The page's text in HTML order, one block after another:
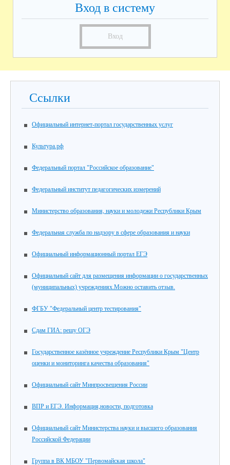
Вход в систему
Вход
Ссылки
Официальный интернет-портал государственных услуг
Культура.рф
Федеральный портал "Российское образование"
Федеральный институт педагогических измерений
Министерство образования, науки и молодежи Республики Крым
Федеральная служба по надзору в сфере образования и науки
Официальный информационный портал ЕГЭ
Официальный сайт для размещения информации о государственных
(муниципальных) учреждениях.Можно оставить отзыв.
ФГБУ "Федеральный центр тестирования"
Сдам ГИА: решу ОГЭ
Государственное казённое учреждение Республики Крым "Центр
оценки и мониторинга качества образования"
Официальный сайт Минпросвещения России
ВПР и ЕГЭ. Информация,новости, подготовка
Официальный сайт Министерства науки и высшего образования
Российской Федерации
Группа в ВК МБОУ "Первомайская школа"